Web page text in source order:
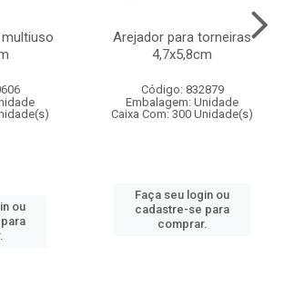
ou
Arejador para torneiras
4,7x5,8cm
Código: 832879
Embalagem: Unidade
Caixa Com: 300 Unidade(s)
Faça seu login ou
cadastre-se para
comprar.